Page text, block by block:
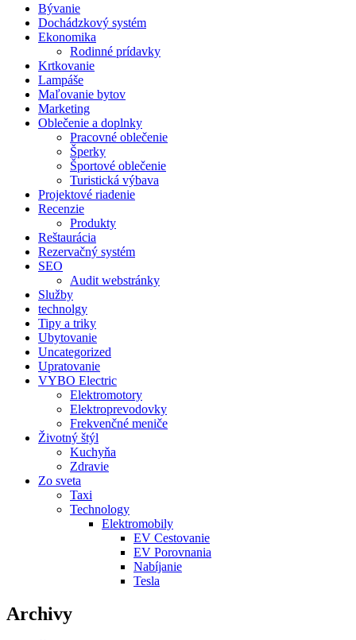
Bývanie
Dochádzkový systém
Ekonomika
Rodinné prídavky
Krtkovanie
Lampáše
Maľovanie bytov
Marketing
Oblečenie a doplnky
Pracovné oblečenie
Šperky
Športové oblečenie
Turistická výbava
Projektové riadenie
Recenzie
Produkty
Reštaurácia
Rezervačný systém
SEO
Audit webstránky
Služby
technolgy
Tipy a triky
Ubytovanie
Uncategorized
Upratovanie
VYBO Electric
Elektromotory
Elektroprevodovky
Frekvenčné meniče
Životný štýl
Kuchyňa
Zdravie
Zo sveta
Taxi
Technology
Elektromobily
EV Cestovanie
EV Porovnania
Nabíjanie
Tesla
Archivy